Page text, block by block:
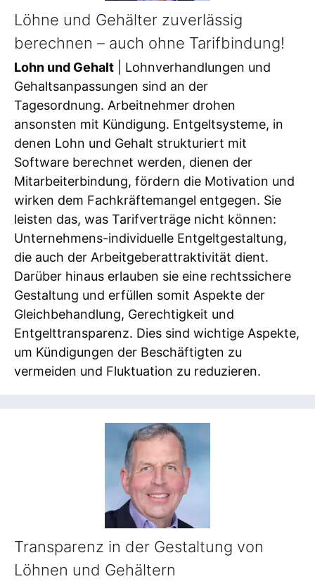
Löhne und Gehälter zuverlässig
berechnen – auch ohne Tarifbindung!
Lohn und Gehalt | Lohnverhandlungen und
Gehaltsanpassungen sind an der
Tagesordnung. Arbeitnehmer drohen
ansonsten mit Kündigung. Entgeltsysteme, in
denen Lohn und Gehalt strukturiert mit
Software berechnet werden, dienen der
Mitarbeiterbindung, fördern die Motivation und
wirken dem Fachkräftemangel entgegen. Sie
leisten das, was Tarifverträge nicht können:
Unternehmens-individuelle Entgeltgestaltung,
die auch der Arbeitgeberattraktivität dient.
Darüber hinaus erlauben sie eine rechtssichere
Gestaltung und erfüllen somit Aspekte der
Gleichbehandlung, Gerechtigkeit und
Entgelttransparenz. Dies sind wichtige Aspekte,
um Kündigungen der Beschäftigten zu
vermeiden und Fluktuation zu reduzieren.
Transparenz in der Gestaltung von
Löhnen und Gehältern